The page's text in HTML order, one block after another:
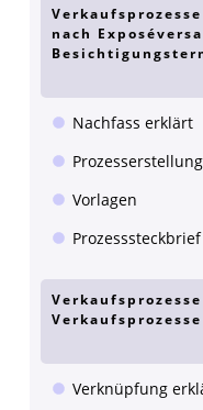
nach
Nachfass erklärt
Vorlagen
Prozesssteckbrief
Verknüpfung